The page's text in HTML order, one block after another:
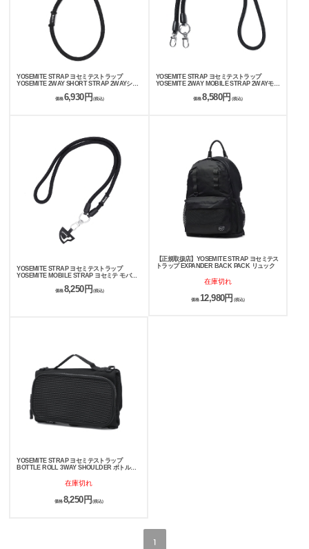
YOSEMITE STRAP ヨセミテストラップ
YOSEMITE 2WAY SHORT STRAP 2WAYショ
価格 6,930円 (税込)
YOSEMITE STRAP ヨセミテストラップ
YOSEMITE 2WAY MOBILE STRAP 2WAYモバ
価格8,580円 (税込)
YOSEMITE STRAP ヨセミテストラップ
YOSEMITE MOBILE STRAP ヨセミテ モバイ
価格 8,250円 (税込)
【正規取扱店】YOSEMITE STRAP ヨセミテス
トラップ EXPANDER BACK PACK リュック
在庫切れ
価格 12,980円 (税込)
YOSEMITE STRAP ヨセミテストラップ
BOTTLE ROLL 3WAY SHOULDER ボトルロ
在庫切れ
価格 8,250円 (税込)
1